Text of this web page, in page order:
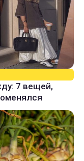
7 вещей,